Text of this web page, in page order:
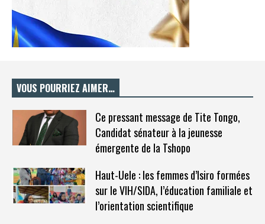
VOUS POURRIEZ AIMER…
Ce pressant message de Tite Tongo,
Candidat sénateur à la jeunesse
émergente de la Tshopo
Haut-Uele : les femmes d’Isiro formées
sur le VIH/SIDA, l’éducation familiale et
l’orientation scientifique